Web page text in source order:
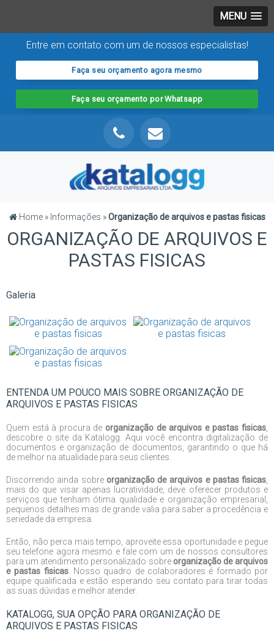
MENU
Entre em contato com um de nossos especialistas!
Faça seu orçamento agora mesmo
Faça seu orçamento por Whatsapp
Home » Informações »Organização de arquivos e pastas fisicas
ORGANIZAÇÃO DE ARQUIVOS E
PASTAS FISICAS
Galeria
ENTENDA UM POUCO MAIS SOBRE ORGANIZAÇÃO DE
ARQUIVOS E PASTAS FISICAS
Quem está à procura de organização de arquivos e pastas fisicas
descobre o site da Katalogg. Aqui você encontra digitalização de
documentos e organização de documentos, garantindo o que há
de melhor na atualidade para seus clientes.
Discorrendo ainda sobre organização de arquivos e pastas fisicas
mais do que visar apenas lucratividade, deve oferecer produtos e
serviços que tenham ótima qualidade e organização empresarial,
pequenos detalhes mas de grande valia para saber a procedência e
seriedade da empresa.
Então, não perca mais tempo, aproveite essa oportunidade e pegue
seu telefone agora mesmo e fale com um de nossos consultores
para um atendimento personalizado sobreorganização de arquivos
e pastas fisicas. Nosso quadro de colaboradores é formado por
equipe qualificada e estão esperando seu contato para tirar todas
as suas dúvidas e melhor atender.
KATALOGG, SUA OPÇÃO PARA ORGANIZAÇÃO DE
ARQUIVOS E PASTAS FISICAS